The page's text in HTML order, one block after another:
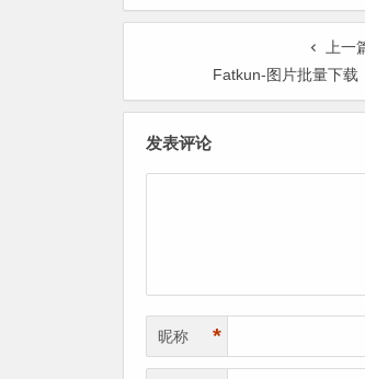
下载管理插件
上一
Fatkun-图片批量下载
发表评论
昵称 *